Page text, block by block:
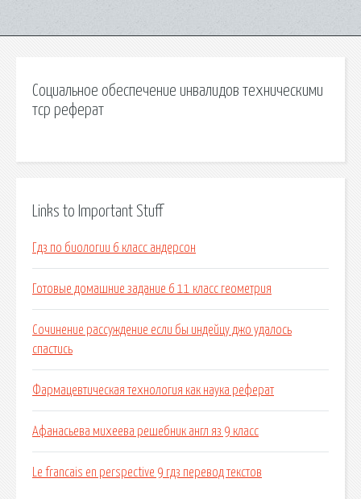
Социальное обеспечение инвалидов техническими
тср реферат
Links to Important Stuff
Гдз по биологии 6 класс андерсон
Готовые домашние задание 6 11 класс геометрия
Сочинение рассуждение если бы индейцу джо удалось
спастись
Фармацевтическая технология как наука реферат
Афанасьева михеева решебник англ яз 9 класс
Le francais en perspective 9 гдз перевод текстов